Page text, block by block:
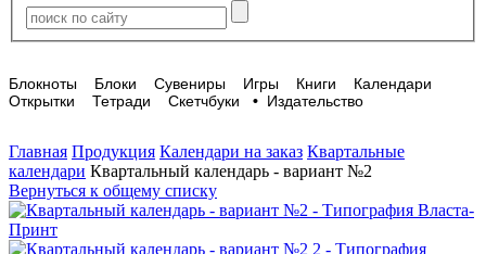
Блокноты Блоки Сувениры Игры Книги
Календари
Открытки
Тетради Скетчбуки • Издательство
Главная Продукция Календари на заказ Квартальные
календари Квартальный календарь - вариант №2
Вернуться к общему списку